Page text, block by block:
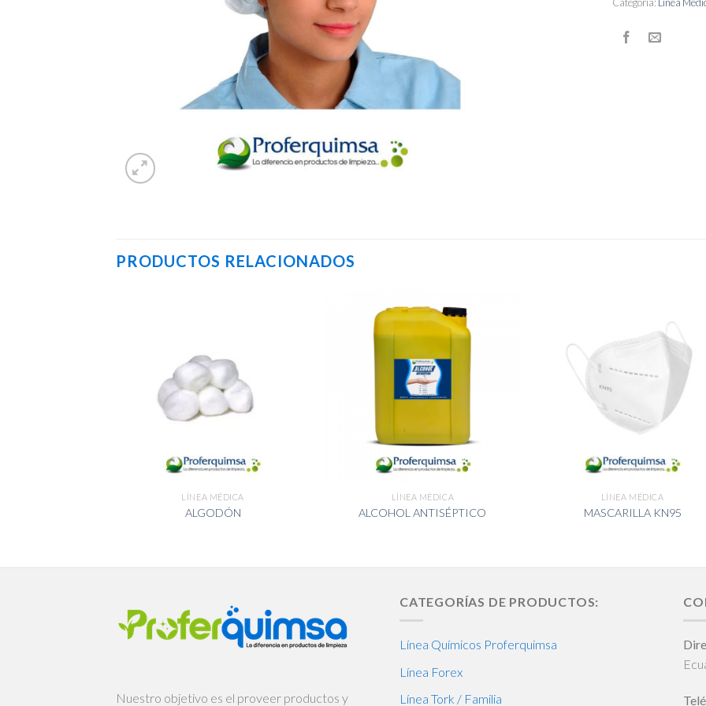
PRODUCTOS RELACIONADOS
LÍNEA MÉDICA
ALGODÓN
LÍNEA MÉDICA
ALCOHOL ANTISÉPTICO
LÍNEA MÉDICA
MASCARILLA KN95
Nuestro objetivo es el proveer productos y
CATEGORÍAS DE PRODUCTOS:
Línea Químicos Proferquimsa
Línea Forex
Línea Tork / Familia